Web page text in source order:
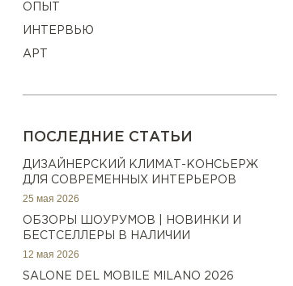
ОПЫТ
ИНТЕРВЬЮ
АРТ
ПОСЛЕДНИЕ СТАТЬИ
ДИЗАЙНЕРСКИЙ КЛИМАТ-КОНСЬЕРЖ
ДЛЯ СОВРЕМЕННЫХ ИНТЕРЬЕРОВ
25 мая 2026
ОБЗОРЫ ШОУРУМОВ | НОВИНКИ И
БЕСТСЕЛЛЕРЫ В НАЛИЧИИ
12 мая 2026
SALONE DEL MOBILE MILANO 2026